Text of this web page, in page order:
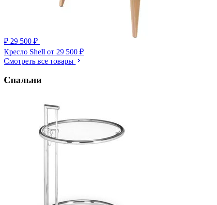
₽ 29 500 ₽
Кресло Shell от 29 500 ₽
Смотреть все товары
Спальни